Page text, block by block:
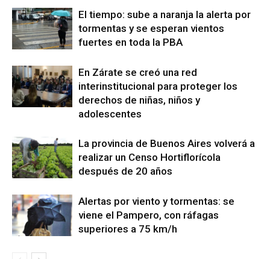
El tiempo: sube a naranja la alerta por
tormentas y se esperan vientos
fuertes en toda la PBA
En Zárate se creó una red
interinstitucional para proteger los
derechos de niñas, niños y
adolescentes
La provincia de Buenos Aires volverá a
realizar un Censo Hortiflorícola
después de 20 años
Alertas por viento y tormentas: se
viene el Pampero, con ráfagas
superiores a 75 km/h